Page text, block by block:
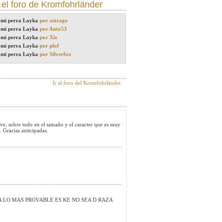
foro de Kromfohrländer
mi perra Layka por astrago
mi perra Layka por Anto53
mi perra Layka por Xis
mi perra Layka por plof
mi perra Layka por Silverfox
Ir al foro del Kromfohrländer
sobre todo en el tamaño y el caracter que es muy
anticipadas.
MAS PROVABLE ES KE NO SEA D RAZA